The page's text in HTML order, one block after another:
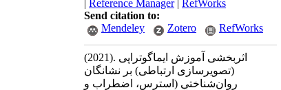
| Reference Manager| RefWorks
Send citation to:
Mendeley
Zotero RefWorks
(2021).
(تصویرسازی ارتباطی) بر نشانگان
روان‌شناختی (استرس، اضطراب و